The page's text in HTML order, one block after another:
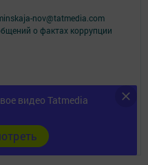
видео Tatmedia
nov@tatmedia.com
о фактах коррупции
для персонализации сервисов и
в настройках браузера.